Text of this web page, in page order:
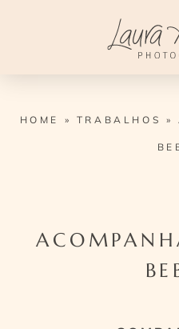
HOME » TRABALHOS »